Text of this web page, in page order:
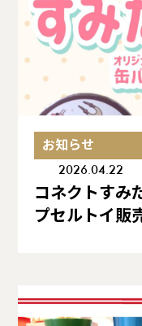
お知らせ
2026.04.22
コネクトすみ
プセルトイ販